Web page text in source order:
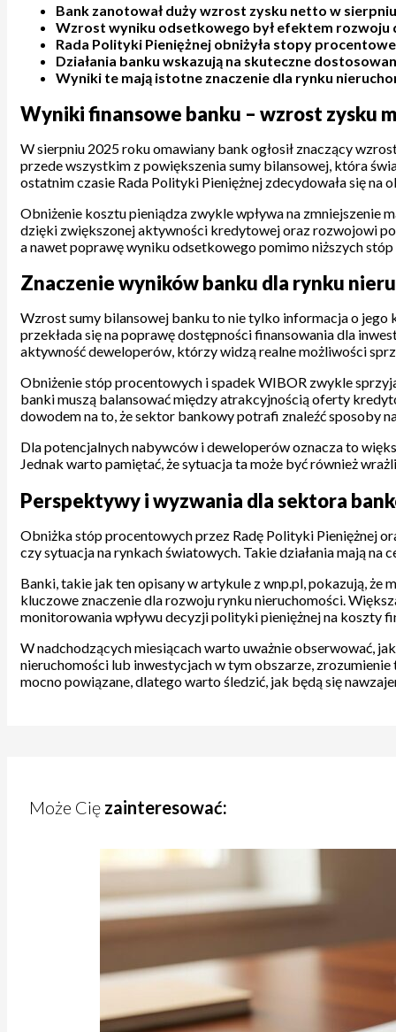
Bank zanotował duży wzrost zysku netto w
Wzrost wyniku odsetkowego był efektem rozwoju
Rada Polityki Pieniężnej obniżyła stopy
Działania banku wskazują na skuteczne
Wyniki te mają istotne znaczenie dla rynku
Wyniki finansowe banku – wzrost zysku
W sierpniu 2025 roku omawiany bank ogłosił znaczący
przede wszystkim z powiększenia sumy bilansowej, która
ostatnim czasie Rada Polityki Pieniężnej zdecydowała się
Obniżenie kosztu pieniądza zwykle wpływa na zmniejszenie
dzięki zwiększonej aktywności kredytowej oraz rozwojowi
a nawet poprawę wyniku odsetkowego pomimo niższych
Znaczenie wyników banku dla rynku
Wzrost sumy bilansowej banku to nie tylko informacja o jego
przekłada się na poprawę dostępności finansowania dla
aktywność deweloperów, którzy widzą realne możliwości
Obniżenie stóp procentowych i spadek WIBOR zwykle
banki muszą balansować między atrakcyjnością oferty
dowodem na to, że sektor bankowy potrafi znaleźć sposoby
Dla potencjalnych nabywców i deweloperów oznacza to
Jednak warto pamiętać, że sytuacja ta może być również
Perspektywy i wyzwania dla sektora
Obniżka stóp procentowych przez Radę Polityki Pieniężnej
czy sytuacja na rynkach światowych. Takie działania mają
Banki, takie jak ten opisany w artykule z wnp.pl, pokazują,
kluczowe znaczenie dla rozwoju rynku nieruchomości.
monitorowania wpływu decyzji polityki pieniężnej na koszty
W nadchodzących miesiącach warto uważnie obserwować,
nieruchomości lub inwestycjach w tym obszarze,
mocno powiązane, dlatego warto śledzić, jak będą się
Może Cię zainteresować: